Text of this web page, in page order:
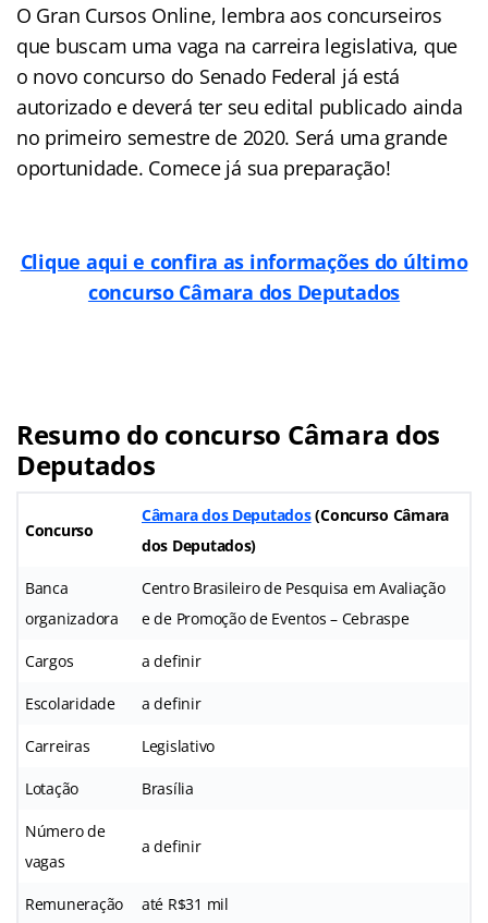
O Gran Cursos Online, lembra aos concurseiros
que buscam uma vaga na carreira legislativa, que
o novo concurso do Senado Federal já está
autorizado e deverá ter seu edital publicado ainda
no primeiro semestre de 2020. Será uma grande
oportunidade. Comece já sua preparação!
Clique aqui e confira as informações do último
concurso Câmara dos Deputados
Resumo do concurso Câmara dos
Deputados
Concurso
Câmara dos Deputados(Concurso Câmara
dos Deputados)
Banca
organizadora
Centro Brasileiro de Pesquisa em Avaliação
e de Promoção de Eventos – Cebraspe
Cargos a definir
Escolaridade a definir
Carreiras Legislativo
Lotação Brasília
Número de
vagas
a definir
Remuneração até R$31 mil